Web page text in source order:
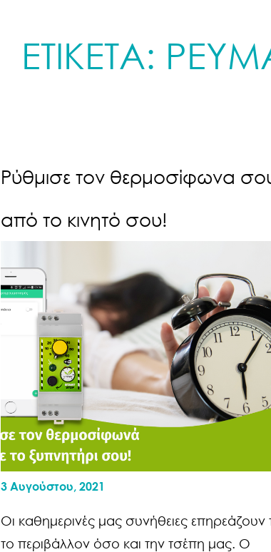
ΕΤΙΚΕΤΑ:
Ρύθμισε τον θερμοσίφωνα
από το κινητό σου!
3 Αυγούστου, 2021
Οι καθημερινές μας συνήθειες επηρεάζουν
το περιβάλλον όσο και την τσέπη μας. Ο